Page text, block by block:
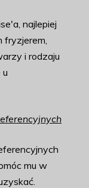
najlepiej
fryzjerem,
i rodzaju
mu w